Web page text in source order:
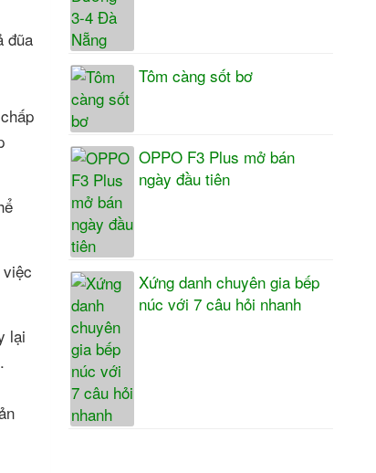
đũa
lại
Tôm càng sốt bơ
OPPO F3 Plus mở bán
ngày đầu tiên
Xứng danh chuyên gia bếp
núc với 7 câu hỏi nhanh